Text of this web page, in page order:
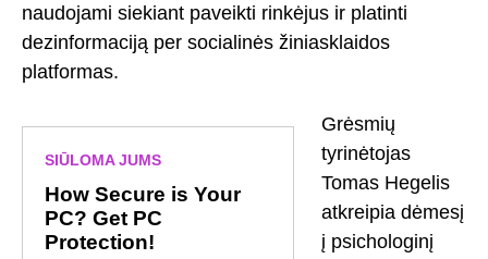
naudojami siekiant paveikti rinkėjus ir platinti
dezinformaciją per socialinės žiniasklaidos
platformas.
SIŪLOMA JUMS
How Secure is Your
PC? Get PC
Protection!
Grėsmių
tyrinėtojas
Tomas Hegelis
atkreipia dėmesį
į psichologinį